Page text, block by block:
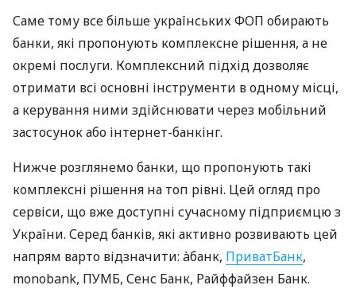
Саме тому все більше українських ФОП обирають
банки, які пропонують комплексне рішення, а не
окремі послуги. Комплексний підхід дозволяє
отримати всі основні інструменти в одному місці,
а керування ними здійснювати через мобільний
застосунок або інтернет-банкінг.
Нижче розглянемо банки, що пропонують такі
комплексні рішення на топ рівні. Цей огляд про
сервіси, що вже доступні сучасному підприємцю з
України. Серед банків, які активно розвивають цей
напрям варто відзначити: àбанк, ПриватБанк,
monobank, ПУМБ, Сенс Банк, Райффайзен Банк.